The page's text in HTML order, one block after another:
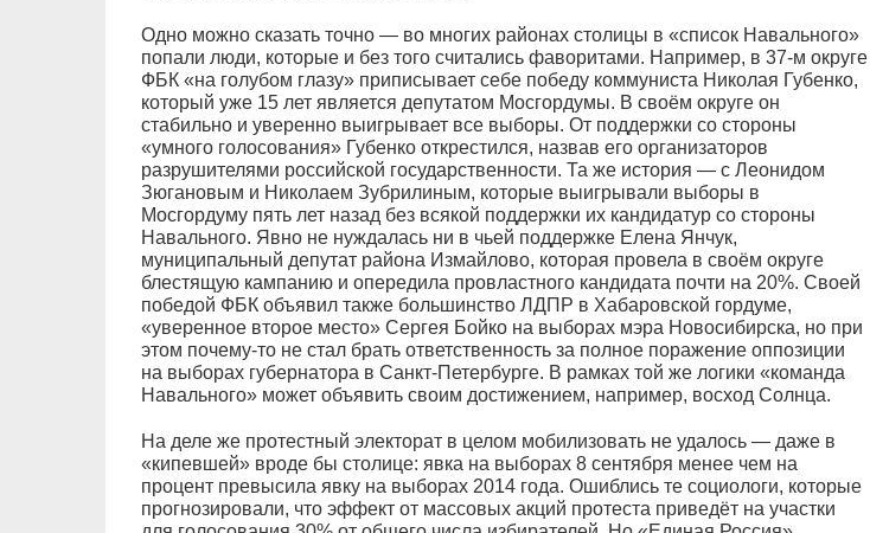
Одно можно сказать точно — во многих районах столицы в «список Навального»
попали люди, которые и без того считались фаворитами. Например, в 37-м округе
ФБК «на голубом глазу» приписывает себе победу коммуниста Николая Губенко,
который уже 15 лет является депутатом Мосгордумы. В своём округе он
стабильно и уверенно выигрывает все выборы. От поддержки со стороны
«умного голосования» Губенко открестился, назвав его организаторов
разрушителями российской государственности. Та же история — с Леонидом
Зюгановым и Николаем Зубрилиным, которые выигрывали выборы в
Мосгордуму пять лет назад без всякой поддержки их кандидатур со стороны
Навального. Явно не нуждалась ни в чьей поддержке Елена Янчук,
муниципальный депутат района Измайлово, которая провела в своём округе
блестящую кампанию и опередила провластного кандидата почти на 20%. Своей
победой ФБК объявил также большинство ЛДПР в Хабаровской гордуме,
«уверенное второе место» Сергея Бойко на выборах мэра Новосибирска, но при
этом почему-то не стал брать ответственность за полное поражение оппозиции
на выборах губернатора в Санкт-Петербурге. В рамках той же логики «команда
Навального» может объявить своим достижением, например, восход Солнца.
На деле же протестный электорат в целом мобилизовать не удалось — даже в
«кипевшей» вроде бы столице: явка на выборах 8 сентября менее чем на
процент превысила явку на выборах 2014 года. Ошиблись те социологи, которые
прогнозировали, что эффект от массовых акций протеста приведёт на участки